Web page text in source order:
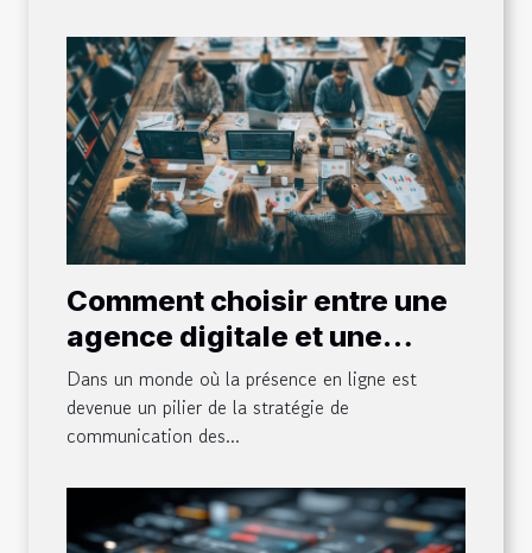
Comment choisir entre une
agence digitale et une
agence de communication ?
Dans un monde où la présence en ligne est
devenue un pilier de la stratégie de
communication des...